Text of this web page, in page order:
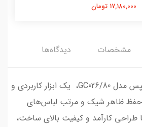
17,180,000 تومان
مشخصات دیدگاه‌ها
دستگاه پرزگیر لباس فیلیپس مدل GC026/80، یک ابزار کاربردی و
حفظ ظاهر شیک و مرتب لباس‌های
کارآمد و کیفیت بالای ساخت،